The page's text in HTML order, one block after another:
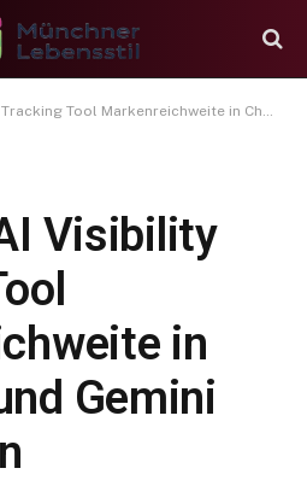
Markenreichweite in ChatGPT und Gemini verbessern
Visibility
in
Gemini